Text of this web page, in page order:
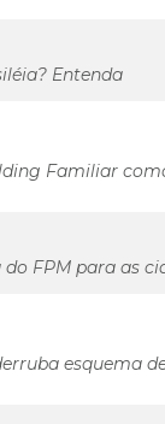
Entenda
Familiar
FPM para as
esquema